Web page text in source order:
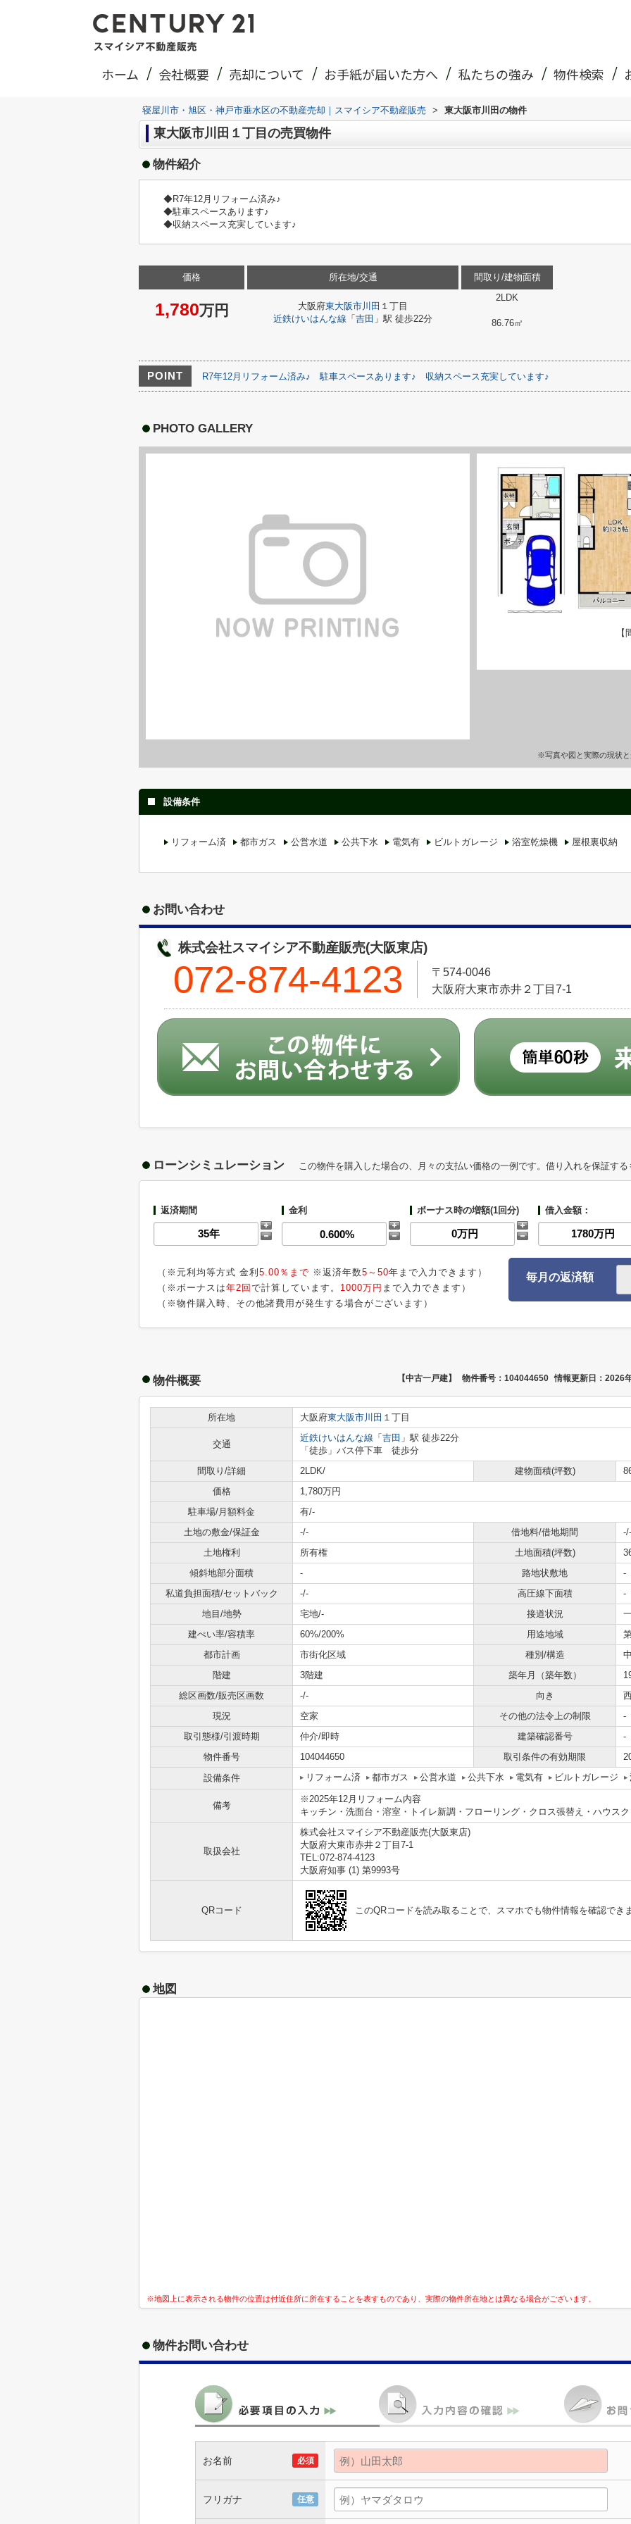
ホーム 会社概要 売却について お手紙が届いた方へ 私たちの強み 物件検索
寝屋川市・旭区・神戸市垂水区の不動産売却｜スマイシア不動産販売 > 東大阪市川田の物件
東大阪市川田１丁目の売買物件
物件紹介
◆R7年12月リフォーム済み♪
◆駐車スペースあります♪
◆収納スペース充実しています♪
価格
1,780万円
所在地/交通
大阪府東大阪市川田 １丁目
近鉄けいはんな線 「 吉田 」駅 徒歩22分
間取り/建物面積
2LDK
86.76㎡
POINT R7年12月リフォーム済み♪ 駐車スペースあります♪ 収納スペース充実しています♪
PHOTO GALLERY
【
※写真や図と実際の現状
設備条件
リフォーム済 都市ガス 公営水道 公共下水 電気有 ビルトガレージ 浴室乾燥機 屋根裏収納
お問い合わせ
株式会社スマイシア不動産販売(大阪東店)
072-874-4123
〒574-0046
大阪府大東市赤井２丁目7-1
ローンシミュレーション この物件を購入した場合の、月々の支払い価格の一例です。借り入れを保証す
返済期間 金利 ボーナス時の増額(1回分) 借入金額：
（※元利均等方式 金利 5.00％まで ※返済年数5～50年まで入力できます）
（※ボーナスは年2回 で計算しています。 1000万円 まで入力できます）
（※物件購入時、その他諸費用が発生する場合がございます）
毎月の返済額
物件概要 【中古一戸建】 物件番号：104044650 情報更新日：2026
所在地 大阪府東大阪市川田 １丁目
交通
近鉄けいはんな線 「 吉田 」駅 徒歩22分
「徒歩」バス停下車 徒歩分
間取り/詳細
2LDK/ 建物面積(坪数)
価格
1,780万円
駐車場/月額料金
有/-
土地の敷金/保証金
-/- 借地料/借地期間
-/-
土地権利
所有権 土地面積(坪数)
傾斜地部分面積
- 路地状敷地
-
私道負担面積/セットバック
-/- 高圧線下面積
-
地目/地勢
宅地/- 接道状況
建ぺい率/容積率
60%/200% 用途地域
都市計画
市街化区域 種別/構造
階建
3階建 築年月（築年数）
総区画数/販売区画数
-/- 向き
現況
空家 その他の法令上の制限
-
取引態様/引渡時期
仲介/即時 建築確認番号
-
物件番号
104044650 取引条件の有効期限
設備条件
リフォーム済 都市ガス 公営水道 公共下水 電気有 ビルトガレージ
備考
※2025年12月リフォーム内容
キッチン・洗面台・溶室・トイレ新調・フローリング・クロス張替え・ハウス
取扱会社
株式会社スマイシア不動産販売(大阪東店)
大阪府大東市赤井２丁目7-1
TEL:072-874-4123
大阪府知事 (1) 第9993号
QRコード このQRコードを読み取ることで、スマホでも物件情報を確認でき
地図
※地図上に表示される物件の位置は付近住所に所在することを表すものであり、実際の物件所在地とは異なる場合がございます。
物件お問い合わせ
お名前 必須
フリガナ 任意